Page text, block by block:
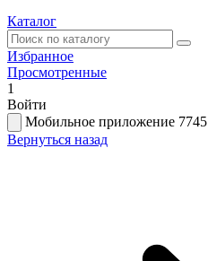
Каталог
Избранное
Просмотренные
1
Войти
Мобильное приложение 7745
Вернуться назад